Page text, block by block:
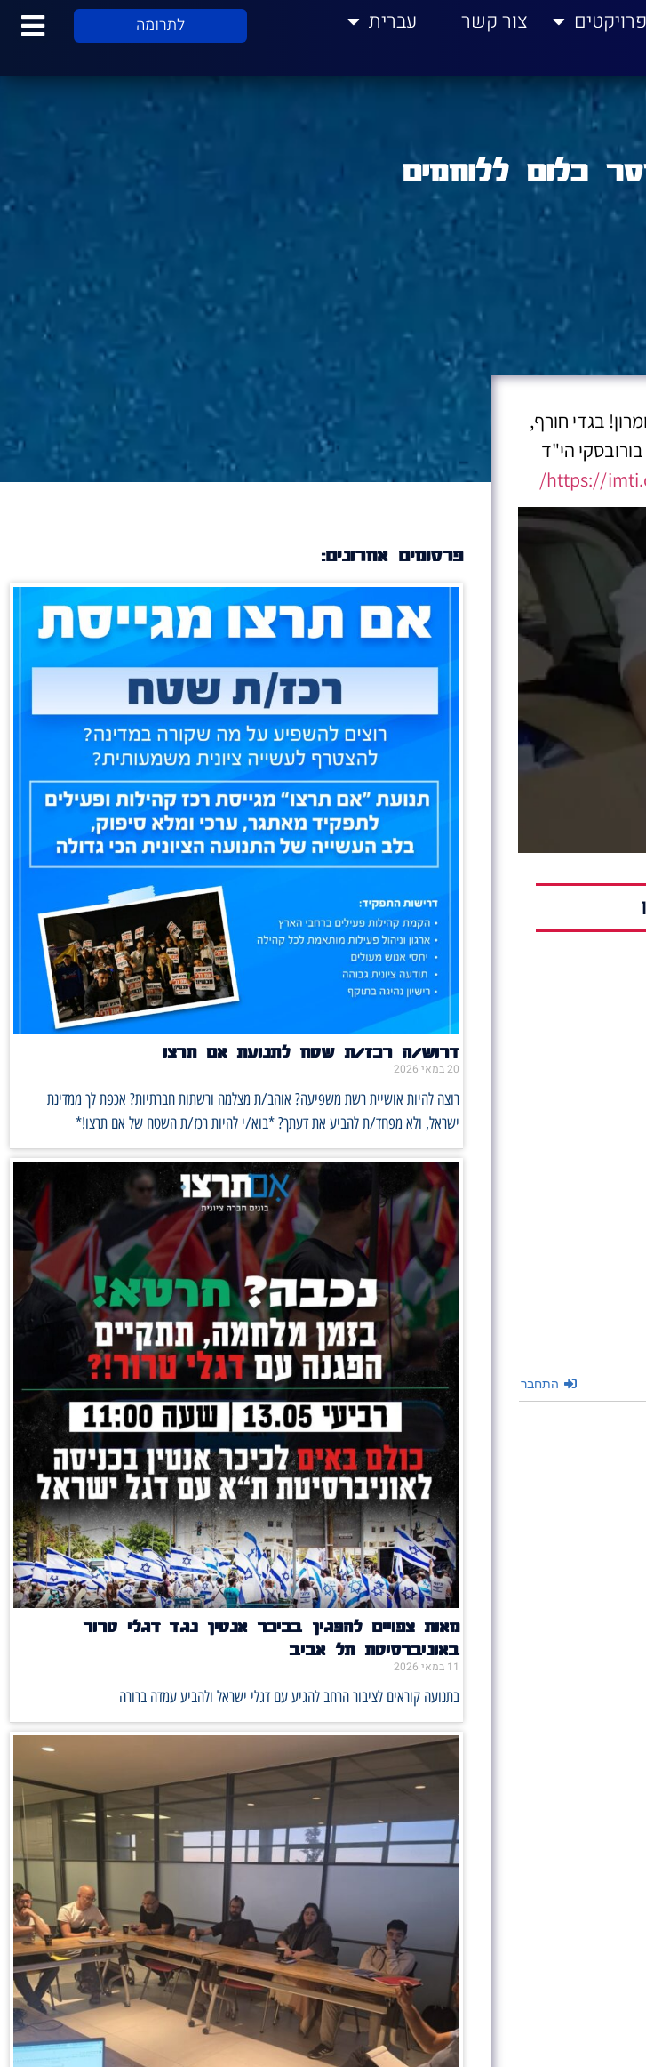
פרויקטים צור קשר עברית לתרומה
כלום ללוחמים
בגדי חורף,
הי"ד
https://
התחבר
פרסומים אחרונים:
דרוש/ה רכז/ת שטח לתנועת אם תרצו
20 במאי 2026
רוצה להיות אושיית רשת משפיעה? אוהב/ת מצלמה ורשתות חברתיות? אכפת לך ממדינת
ישראל, ולא מפחד/ת להביע את דעתך? *בוא/י להיות רכז/ת השטח של אם תרצו!*
מאות צפויים להפגין בכיכר אנטין נגד דגלי טרור
באוניברסיטת תל אביב
11 במאי 2026
בתנועה קוראים לציבור הרחב להגיע עם דגלי ישראל ולהביע עמדה ברורה